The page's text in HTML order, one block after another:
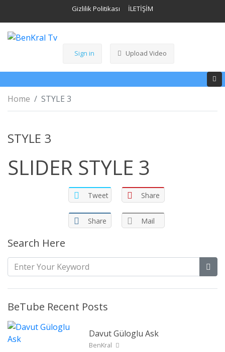
Gizlilik Politikası İLETİŞİM
Sign in Upload Video
Home STYLE 3
STYLE 3
SLIDER STYLE 3
Tweet Share
Share Mail
Search Here
BeTube Recent Posts
Davut Güloglu Ask
BenKral